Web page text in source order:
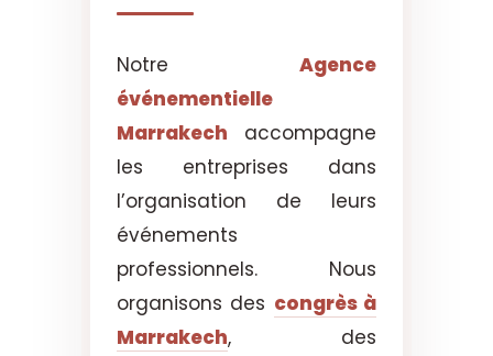
Notre Agence
événementielle
Marrakech accompagne
les entreprises dans
l’organisation de leurs
événements
professionnels. Nous
organisons des congrès à
Marrakech, des